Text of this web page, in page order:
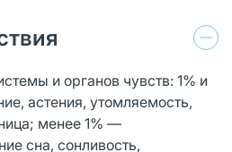
и органов чувств: 1% и
астения, утомляемость,
менее 1% —
сна, сонливость,